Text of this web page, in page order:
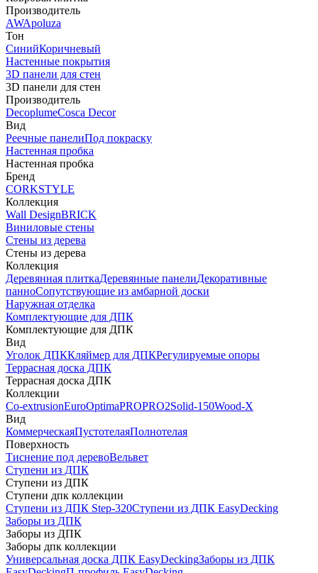
Производитель
AWApoluza
Тон
СинийКоричневый
Настенные покрытия
3D панели для стен
3D панели для стен
Производитель
DecoplumeCosca Decor
Вид
Реечные панелиПод покраску
Настенная пробка
Настенная пробка
Бренд
CORKSTYLE
Коллекция
Wall DesignBRICK
Виниловые стены
Стены из дерева
Стены из дерева
Коллекция
Деревянная плиткаДеревянные панелиДекоративные
панноСопутствующие из амбарной доски
Наружная отделка
Комплектующие для ДПК
Комплектующие для ДПК
Вид
Уголок ДПККляймер для ДПКРегулируемые опоры
Террасная доска ДПК
Террасная доска ДПК
Коллекции
Co-extrusionEuroOptimaPROPRO2Solid-150Wood-X
Вид
КоммерческаяПустотелаяПолнотелая
Поверхность
Тиснение под деревоВельвет
Ступени из ДПК
Ступени из ДПК
Ступени дпк коллекции
Ступени из ДПК Step-320Ступени из ДПК EasyDecking
Заборы из ДПК
Заборы из ДПК
Заборы дпк коллекции
Универсальная доска ДПК EasyDeckingЗаборы из ДПК